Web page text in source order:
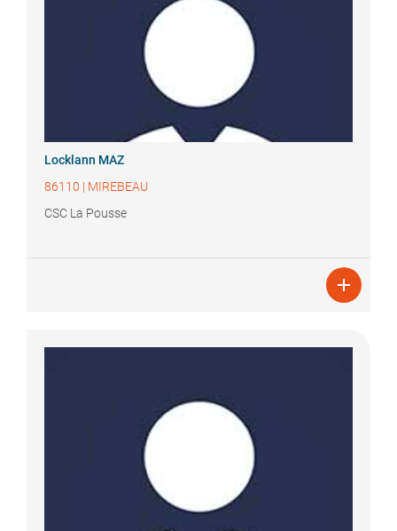
Locklann MAZ
86110 | MIREBEAU
CSC La Pousse
